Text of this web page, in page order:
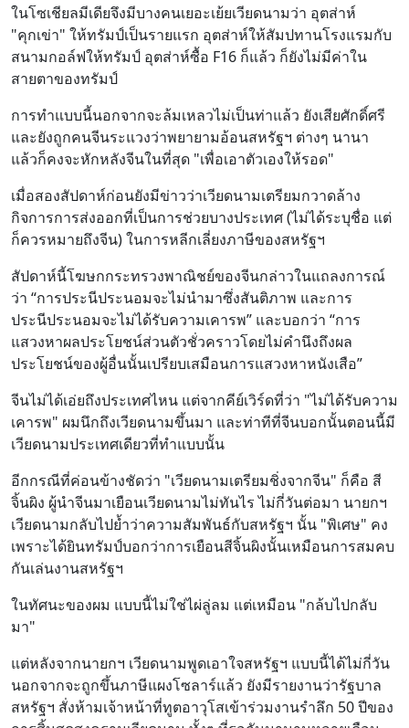
ในโซเชียลมีเดียจึงมีบางคนเยอะเย้ยเวียดนามว่า อุตส่าห์
"คุกเข่า" ให้ทรัมป์เป็นรายแรก อุตส่าห์ให้สัมปทานโรงแรมกับ
สนามกอล์ฟให้ทรัมป์ อุตส่าห์ซื้อ F16 ก็แล้ว ก็ยังไม่มีค่าใน
สายตาของทรัมป์
การทำแบบนี้นอกจากจะล้มเหลวไม่เป็นท่าแล้ว ยังเสียศักดิ์ศรี
และยังถูกคนจีนระแวงว่าพยายามอ้อนสหรัฐฯ ต่างๆ นานา
แล้วก็คงจะหักหลังจีนในที่สุด "เพื่อเอาตัวเองให้รอด"
เมื่อสองสัปดาห์ก่อนยังมีข่าวว่าเวียดนามเตรียมกวาดล้าง
กิจการการส่งออกที่เป็นการช่วยบางประเทศ (ไม่ได้ระบุชื่อ แต่
ก็ควรหมายถึงจีน) ในการหลีกเลี่ยงภาษีของสหรัฐฯ
สัปดาห์นี้โฆษกกระทรวงพาณิชย์ของจีนกล่าวในแถลงการณ์
ว่า “การประนีประนอมจะไม่นำมาซึ่งสันติภาพ และการ
ประนีประนอมจะไม่ได้รับความเคารพ” และบอกว่า “การ
แสวงหาผลประโยชน์ส่วนตัวชั่วคราวโดยไม่คำนึงถึงผล
ประโยชน์ของผู้อื่นนั้นเปรียบเสมือนการแสวงหาหนังเสือ”
จีนไม่ได้เอ่ยถึงประเทศไหน แต่จากคีย์เวิร์ดที่ว่า "ไม่ได้รับความ
เคารพ" ผมนึกถึงเวียดนามขึ้นมา และท่าทีที่จีนบอกนั้นตอนนี้มี
เวียดนามประเทศเดียวที่ทำแบบนั้น
อีกกรณีที่ค่อนข้างชัดว่า "เวียดนามเตรียมชิ่งจากจีน" ก็คือ สี
จิ้นผิง ผู้นำจีนมาเยือนเวียดนามไม่ทันไร ไม่กี่วันต่อมา นายกฯ
เวียดนามกลับไปย้ำว่าความสัมพันธ์กับสหรัฐฯ นั้น "พิเศษ" คง
เพราะได้ยินทรัมป์บอกว่าการเยือนสีจิ้นผิงนั้นเหมือนการสมคบ
กันเล่นงานสหรัฐฯ
ในทัศนะของผม แบบนี้ไม่ใช่ไผ่ลู่ลม แต่เหมือน "กล้บไปกลับ
มา"
แต่หลังจากนายกฯ เวียดนามพูดเอาใจสหรัฐฯ แบบนี้ได้ไม่กี่วัน
นอกจากจะถูกขึ้นภาษีแผงโซลาร์แล้ว ยังมีรายงานว่ารัฐบาล
สหรัฐฯ สั่งห้ามเจ้าหน้าที่ทูตอาวุโสเข้าร่วมงานรำลึก 50 ปีของ